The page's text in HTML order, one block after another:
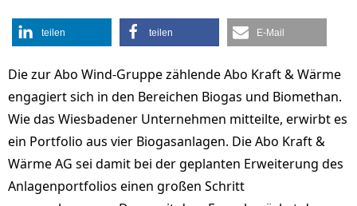
teilen teilen E-Mail
Die zur Abo Wind-Gruppe zählende Abo Kraft & Wärme
engagiert sich in den Bereichen Biogas und Biomethan.
Wie das Wiesbadener Unternehmen mitteilte, erwirbt es
ein Portfolio aus vier Biogasanlagen. Die Abo Kraft &
Wärme AG sei damit bei der geplanten Erweiterung des
Anlagenportfolios einen großen Schritt